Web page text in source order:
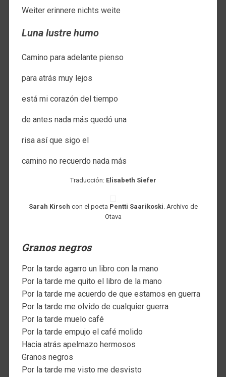
Weiter erinnere nichts weite
Luna lustre humo
Camino para adelante pienso
para atrás muy lejos
está mi corazón del tiempo
de antes nada más quedó una
risa así que sigo el
camino no recuerdo nada más
Traducción: Elisabeth Siefer
Sarah Kirsch con el poeta Pentti Saarikoski. Archivo de
Otava
Granos negros
Por la tarde agarro un libro con la mano
Por la tarde me quito el libro de la mano
Por la tarde me acuerdo de que estamos en guerra
Por la tarde me olvido de cualquier guerra
Por la tarde muelo café
Por la tarde empujo el café molido
Hacia atrás apelmazo hermosos
Granos negros
Por la tarde me visto me desvisto